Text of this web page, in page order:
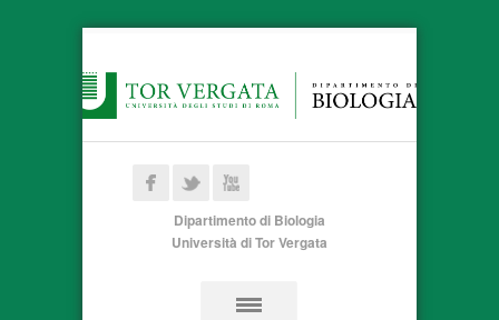
Dipartimento di Biologia
Università di Tor Vergata